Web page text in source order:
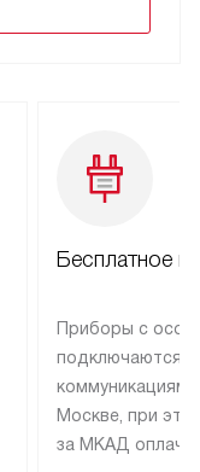
Бесплатное
Приборы с
подключаются к
коммуникациям
Москве, при
за МКАД